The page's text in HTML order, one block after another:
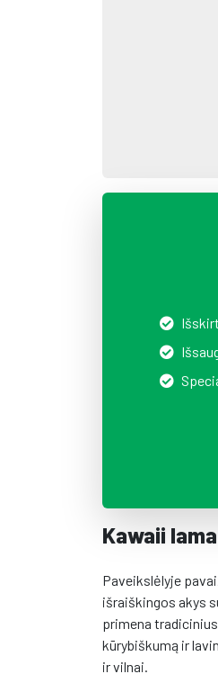
Kawaii
Paveikslėlyje
išraiškingos akys
primena
kūrybiškumą ir
ir vilnai.